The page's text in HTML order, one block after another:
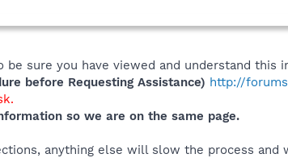
sure you have viewed and understand this
before Requesting Assistance) http://
so we are on the same page.
anything else will slow the process